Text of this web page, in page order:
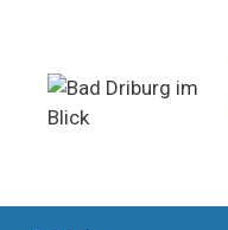
springen